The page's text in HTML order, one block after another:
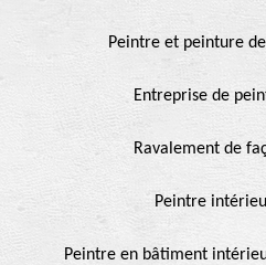
Peintre et peinture
Entreprise de
Ravalement de
Peintre
Peintre en bâtiment